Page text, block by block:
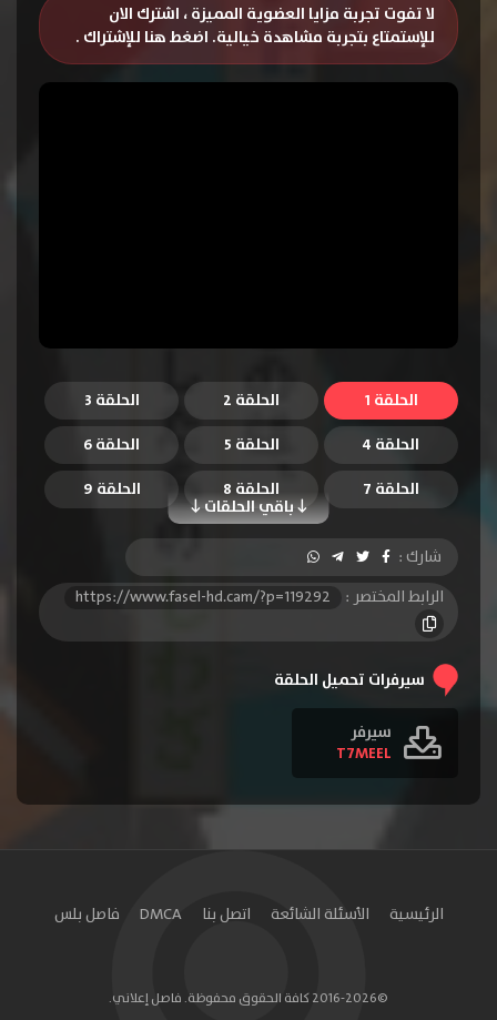
لا تفوت تجربة مزايا العضوية المميزة ، اشترك الان
للإستمتاع بتجربة مشاهدة خيالية. اضغط هنا للإشتراك .
الحلقة 1 الحلقة 2
الحلقة 3
الحلقة 4
الحلقة 5 الحلقة 6
باقي الحلقات
الحلقة 7 الحلقة 8
الحلقة 9
شارك :
الرابط المختصر :
https://www.fasel-hd.cam/?p=119292
سيرفرات تحميل الحلقة
سيرفر
T7MEEL
الرئيسية الأسئلة الشائعة اتصل بنا DMCA فاصل بلس
©2016-2026 كافة الحقوق محفوظة. فاصل إعلاني.